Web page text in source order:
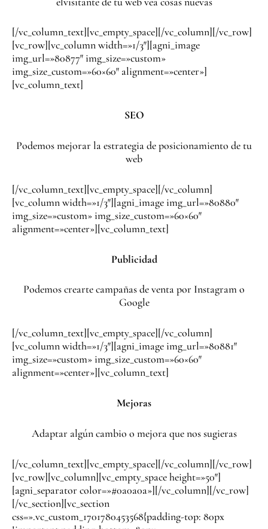
[/vc_column_text][vc_empty_space][/vc_column][/vc_row]
[vc_row][vc_column width=»1/3″][agni_image
img_url=»80877″ img_size=»custom»
img_size_custom=»60×60″ alignment=»center»]
[vc_column_text]
SEO
Podemos mejorar la estrategia de posicionamiento de tu
web
[/vc_column_text][vc_empty_space][/vc_column]
[vc_column width=»1/3″][agni_image img_url=»80880″
img_size=»custom» img_size_custom=»60×60″
alignment=»center»][vc_column_text]
Publicidad
Podemos crearte campañas de venta por Instagram o
Google
[/vc_column_text][vc_empty_space][/vc_column]
[vc_column width=»1/3″][agni_image img_url=»80881″
img_size=»custom» img_size_custom=»60×60″
alignment=»center»][vc_column_text]
Mejoras
Adaptar algún cambio o mejora que nos sugieras
[/vc_column_text][vc_empty_space][/vc_column][/vc_row]
[vc_row][vc_column][vc_empty_space height=»50″]
[agni_separator color=»#0a0a0a»][/vc_column][/vc_row]
[/vc_section][vc_section
css=».vc_custom_1701780453568{padding-top: 80px